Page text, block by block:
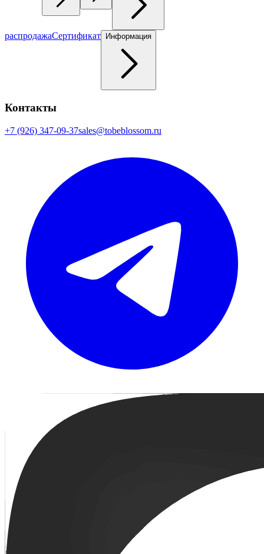
распродажаСертификат Информация
Контакты
+7 (926) 347-09-37sales@tobeblossom.ru